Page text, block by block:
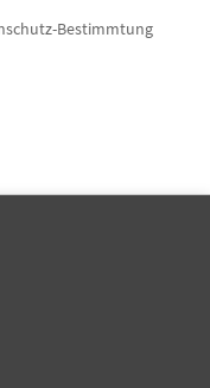
Bestimmtung